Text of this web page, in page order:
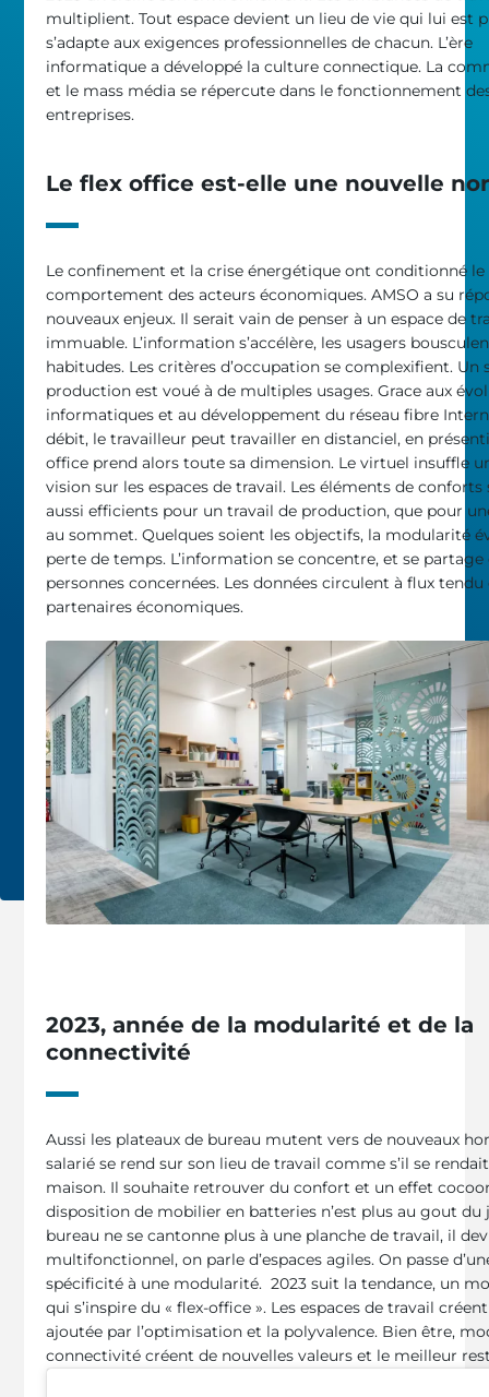
multiplient. Tout espace devient un lieu de vie qui lui est
s’adapte aux exigences professionnelles de chacun. L’ère
informatique a développé la culture connectique. La
et le mass média se répercute dans le fonctionnement
entreprises.
Le flex office est-elle une nouvelle
Le confinement et la crise énergétique ont conditionné le
comportement des acteurs économiques. AMSO a su
nouveaux enjeux. Il serait vain de penser à un espace de
immuable. L’information s’accélère, les usagers
habitudes. Les critères d’occupation se complexifient. Un
production est voué à de multiples usages. Grace aux
informatiques et au développement du réseau fibre
débit, le travailleur peut travailler en distanciel, en
office prend alors toute sa dimension. Le virtuel insuffle
vision sur les espaces de travail. Les éléments de
aussi efficients pour un travail de production, que pour
au sommet. Quelques soient les objectifs, la modularité
perte de temps. L’information se concentre, et se partage
personnes concernées. Les données circulent à flux tendu
partenaires économiques.
2023, année de la modularité et de la
connectivité
Aussi les plateaux de bureau mutent vers de nouveaux
salarié se rend sur son lieu de travail comme s’il se
maison. Il souhaite retrouver du confort et un effet
disposition de mobilier en batteries n’est plus au gout du
bureau ne se cantonne plus à une planche de travail, il
multifonctionnel, on parle d’espaces agiles. On passe
spécificité à une modularité. 2023 suit la tendance, un
qui s’inspire du « flex-office ». Les espaces de travail
ajoutée par l’optimisation et la polyvalence. Bien être,
connectivité créent de nouvelles valeurs et le meilleur